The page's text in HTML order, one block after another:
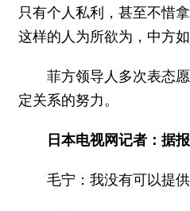
只有个人私利，甚至不惜
这样的人为所欲为，中方
菲方领导人多次表态
定关系的努力。
日本电视网记者：据
毛宁：我没有可以提供